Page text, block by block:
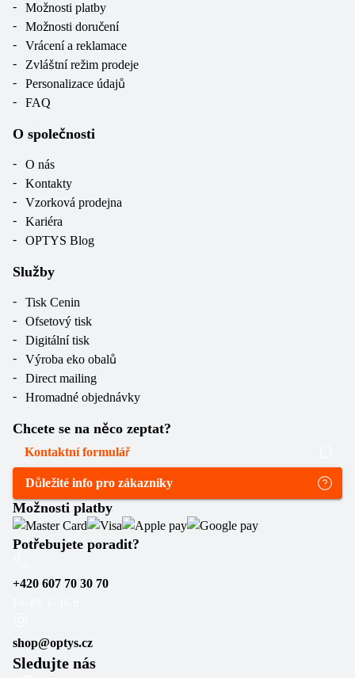
Možnosti platby
Možnosti doručení
Vrácení a reklamace
Zvláštní režim prodeje
Personalizace údajů
FAQ
O společnosti
O nás
Kontakty
Vzorková prodejna
Kariéra
OPTYS Blog
Služby
Tisk Cenin
Ofsetový tisk
Digitální tisk
Výroba eko obalů
Direct mailing
Hromadné objednávky
Chcete se na něco zeptat?
Kontaktní formulář
Důležité info pro zákazníky
Možnosti platby
Potřebujete poradit?
+420 607 70 30 70
shop@optys.cz
Sledujte nás